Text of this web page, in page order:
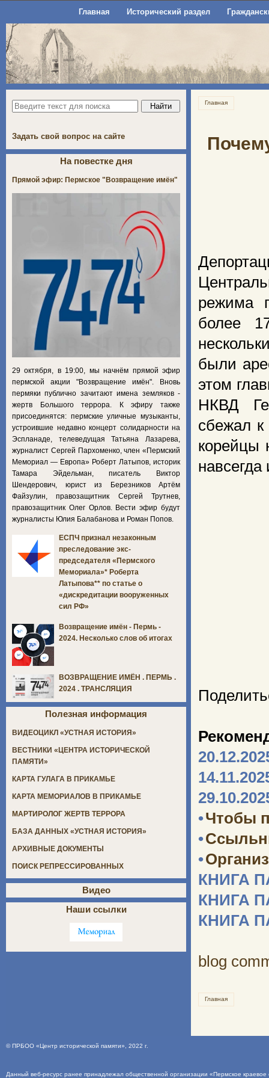
Главная Исторический раздел
Главная
режима
более
были
этом
НКВД
сбежал
корейцы
навсегда
•Чтобы
•
•
КНИГА
КНИГА
КНИГА
blog
Главная
Задать свой вопрос на сайте
На повестке дня
Прямой эфир: Пермское "Возвращение имён"
29 октября, в 19:00, мы начнём прямой эфир
пермской акции "Возвращение имён". Вновь
пермяки публично зачитают имена земляков -
жертв Большого террора. К эфиру также
присоединятся: пермские уличные музыканты,
устроившие недавно концерт солидарности на
Эспланаде, телеведущая Татьяна Лазарева,
журналист Сергей Пархоменко, член «Пермский
Мемориал — Европа» Роберт Латыпов, историк
Тамара Эйдельман, писатель Виктор
Шендерович, юрист из Березников Артём
Файзулин, правозащитник Сергей Трутнев,
правозащитник Олег Орлов. Вести эфир будут
журналисты Юлия Балабанова и Роман Попов.
ЕСПЧ признал незаконным
преследование экс-
председателя «Пермского
Мемориала»* Роберта
Латыпова** по статье о
«дискредитации вооруженных
сил РФ»
Возвращение имён - Пермь -
2024. Несколько слов об итогах
ВОЗВРАЩЕНИЕ ИМЁН . ПЕРМЬ .
2024 . ТРАНСЛЯЦИЯ
Полезная информация
ВИДЕОЦИКЛ «УСТНАЯ ИСТОРИЯ»
ВЕСТНИКИ «ЦЕНТРА ИСТОРИЧЕСКОЙ
ПАМЯТИ»
КАРТА ГУЛАГА В ПРИКАМЬЕ
КАРТА МЕМОРИАЛОВ В ПРИКАМЬЕ
МАРТИРОЛОГ ЖЕРТВ ТЕРРОРА
БАЗА ДАННЫХ «УСТНАЯ ИСТОРИЯ»
АРХИВНЫЕ ДОКУМЕНТЫ
ПОИСК РЕПРЕССИРОВАННЫХ
Видео
Наши ссылки
©ПРБОО «Центр исторической памяти» , 2022 г.
Данный веб-ресурс ранее принадлежал общественной организации «Пермское